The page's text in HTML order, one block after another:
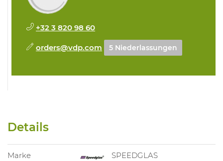
+32 3 820 98 60
orders@vdp.com 5 Niederlassungen
Details
Marke SPEEDGLAS